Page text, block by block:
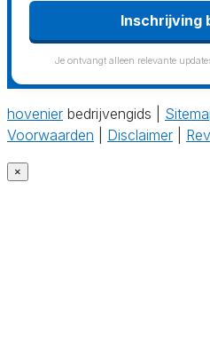
Inschrijving
Je ontvangt alleen relevante
hovenier bedrijvengids |
Voorwaarden
Disclaimer
×